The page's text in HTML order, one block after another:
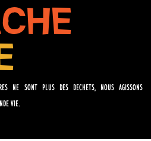
ne sont plus des dechets, nous agissons
vie.